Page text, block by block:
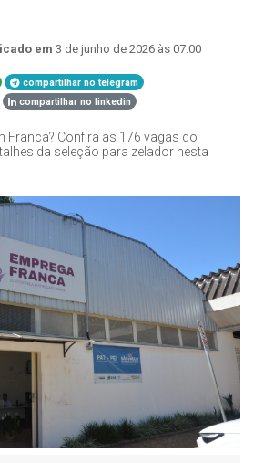
em3 de junho de 2026 às 07:00
compartilhar no telegram
compartilhar no linkedin
Franca? Confira as 176 vagas do
da seleção para zelador nesta